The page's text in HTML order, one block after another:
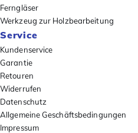
Ferngläser
Werkzeug zur Holzbearbeitung
Service
Kundenservice
Garantie
Retouren
Widerrufen
Datenschutz
Allgemeine Geschäftsbedingungen
Impressum